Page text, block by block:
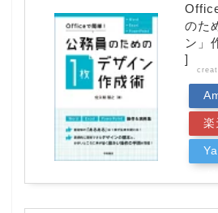
のた
ン」
]
楽